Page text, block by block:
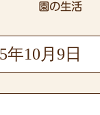
年10月9日